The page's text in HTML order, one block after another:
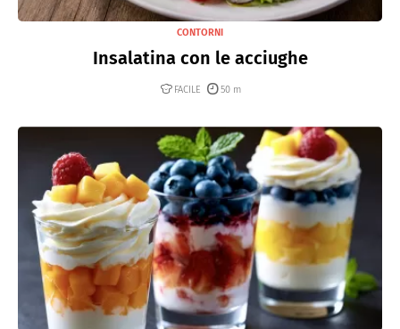
CONTORNI
Insalatina con le acciughe
FACILE 50 m